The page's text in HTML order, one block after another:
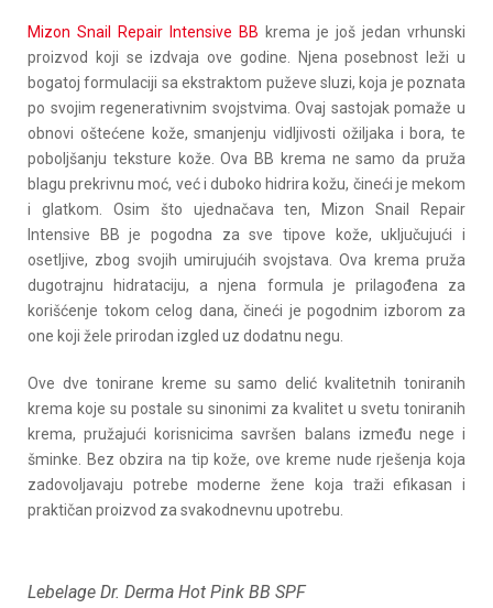
Mizon Snail Repair Intensive BB krema je još jedan vrhunski
proizvod koji se izdvaja ove godine. Njena posebnost leži u
bogatoj formulaciji sa ekstraktom puževe sluzi, koja je poznata
po svojim regenerativnim svojstvima. Ovaj sastojak pomaže u
obnovi oštećene kože, smanjenju vidljivosti ožiljaka i bora, te
poboljšanju teksture kože. Ova BB krema ne samo da pruža
blagu prekrivnu moć, već i duboko hidrira kožu, čineći je mekom
i glatkom. Osim što ujednačava ten, Mizon Snail Repair
Intensive BB je pogodna za sve tipove kože, uključujući i
osetljive, zbog svojih umirujućih svojstava. Ova krema pruža
dugotrajnu hidrataciju, a njena formula je prilagođena za
korišćenje tokom celog dana, čineći je pogodnim izborom za
one koji žele prirodan izgled uz dodatnu negu.
Ove dve tonirane kreme su samo delić kvalitetnih toniranih
krema koje su postale su sinonimi za kvalitet u svetu toniranih
krema, pružajući korisnicima savršen balans između nege i
šminke. Bez obzira na tip kože, ove kreme nude rješenja koja
zadovoljavaju potrebe moderne žene koja traži efikasan i
praktičan proizvod za svakodnevnu upotrebu.
Lebelage Dr. Derma Hot Pink BB SPF